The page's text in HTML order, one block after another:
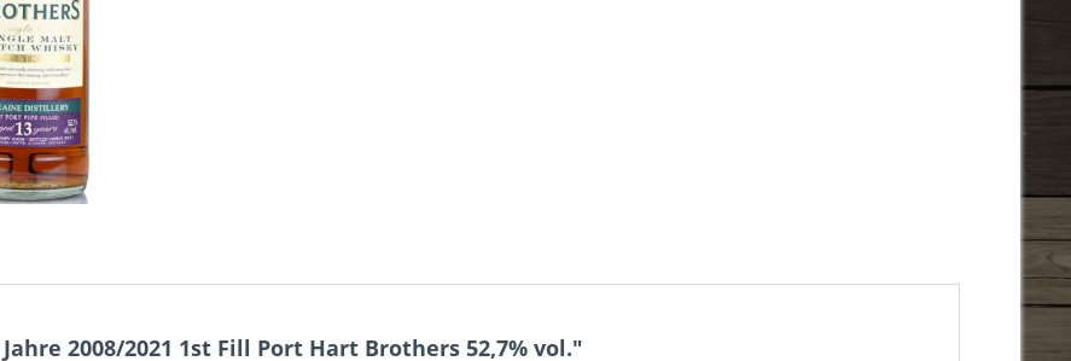
2008/2021 1st Fill Port Hart Brothers 52,7% vol."